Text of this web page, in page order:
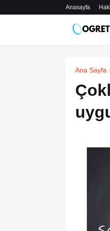
Anasayfa
Ana Sayfa